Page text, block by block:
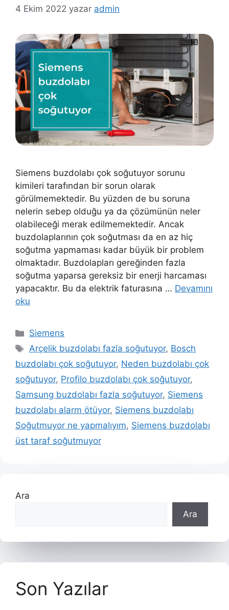
4 Ekim 2022 yazar admin
Siemens buzdolabı çok soğutuyor sorunu
kimileri tarafından bir sorun olarak
görülmemektedir. Bu yüzden de bu soruna
nelerin sebep olduğu ya da çözümünün neler
olabileceği merak edilmemektedir. Ancak
buzdolaplarının çok soğutması da en az hiç
soğutma yapmaması kadar büyük bir problem
olmaktadır. Buzdolapları gereğinden fazla
soğutma yaparsa gereksiz bir enerji harcaması
yapacaktır. Bu da elektrik faturasına … Devamını
oku
Kategoriler
Siemens
Etiketler
Arçelik buzdolabı fazla soğutuyor, Bosch
buzdolabı çok soğutuyor, Neden buzdolabı çok
soğutuyor, Profilo buzdolabı çok soğutuyor,
Samsung buzdolabı fazla soğutuyor, Siemens
buzdolabı alarm ötüyor, Siemens buzdolabı
Soğutmuyor ne yapmalıyım, Siemens buzdolabı
üst taraf soğutmuyor
Ara
Ara
Son Yazılar